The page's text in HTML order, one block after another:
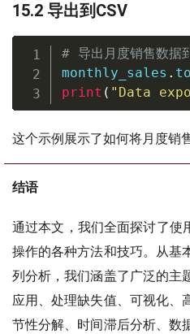
15.2 导出到CSV
# 导出月度销售数据
monthly_sales .
print ( "Data
这个示例展示了如何将月度销
结语
通过本文，我们全面探讨了使
操作的各种方法和技巧。从基
列分析，我们涵盖了广泛的主
应用、处理缺失值、可视化、
节性分解、时间滞后分析、数